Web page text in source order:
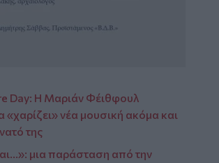
Day: Η Μαριάν Φέιθφουλ
«χαρίζει» νέα μουσική ακόμα και
της
μια παράσταση από την